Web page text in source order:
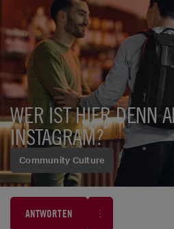
Community Culture
WER IST HIER DENN
INSTAGRAM?
ANTWORTEN